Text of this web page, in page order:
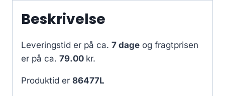
Beskrivelse
Leveringstid er på ca. 7 dage og fragtprisen
er på ca. 79.00 kr.
Produktid er 86477L